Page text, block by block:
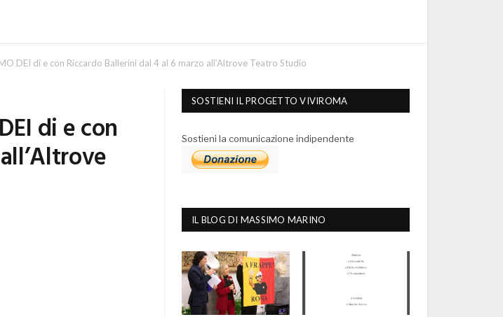
DEI di e con Riccardo Ballerini dal 4 al 6 marzo all’Altrove Teatro Studio
di e con
SOSTIENI IL PROGETTO VIVIROMA
Sostieni la comunicazione indipendente
IL BLOG DI MASSIMO MARINO